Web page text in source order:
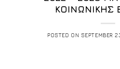
ΚΟΙΝΩΝΙΚΗΣ
POSTED ON SEPTEMBER